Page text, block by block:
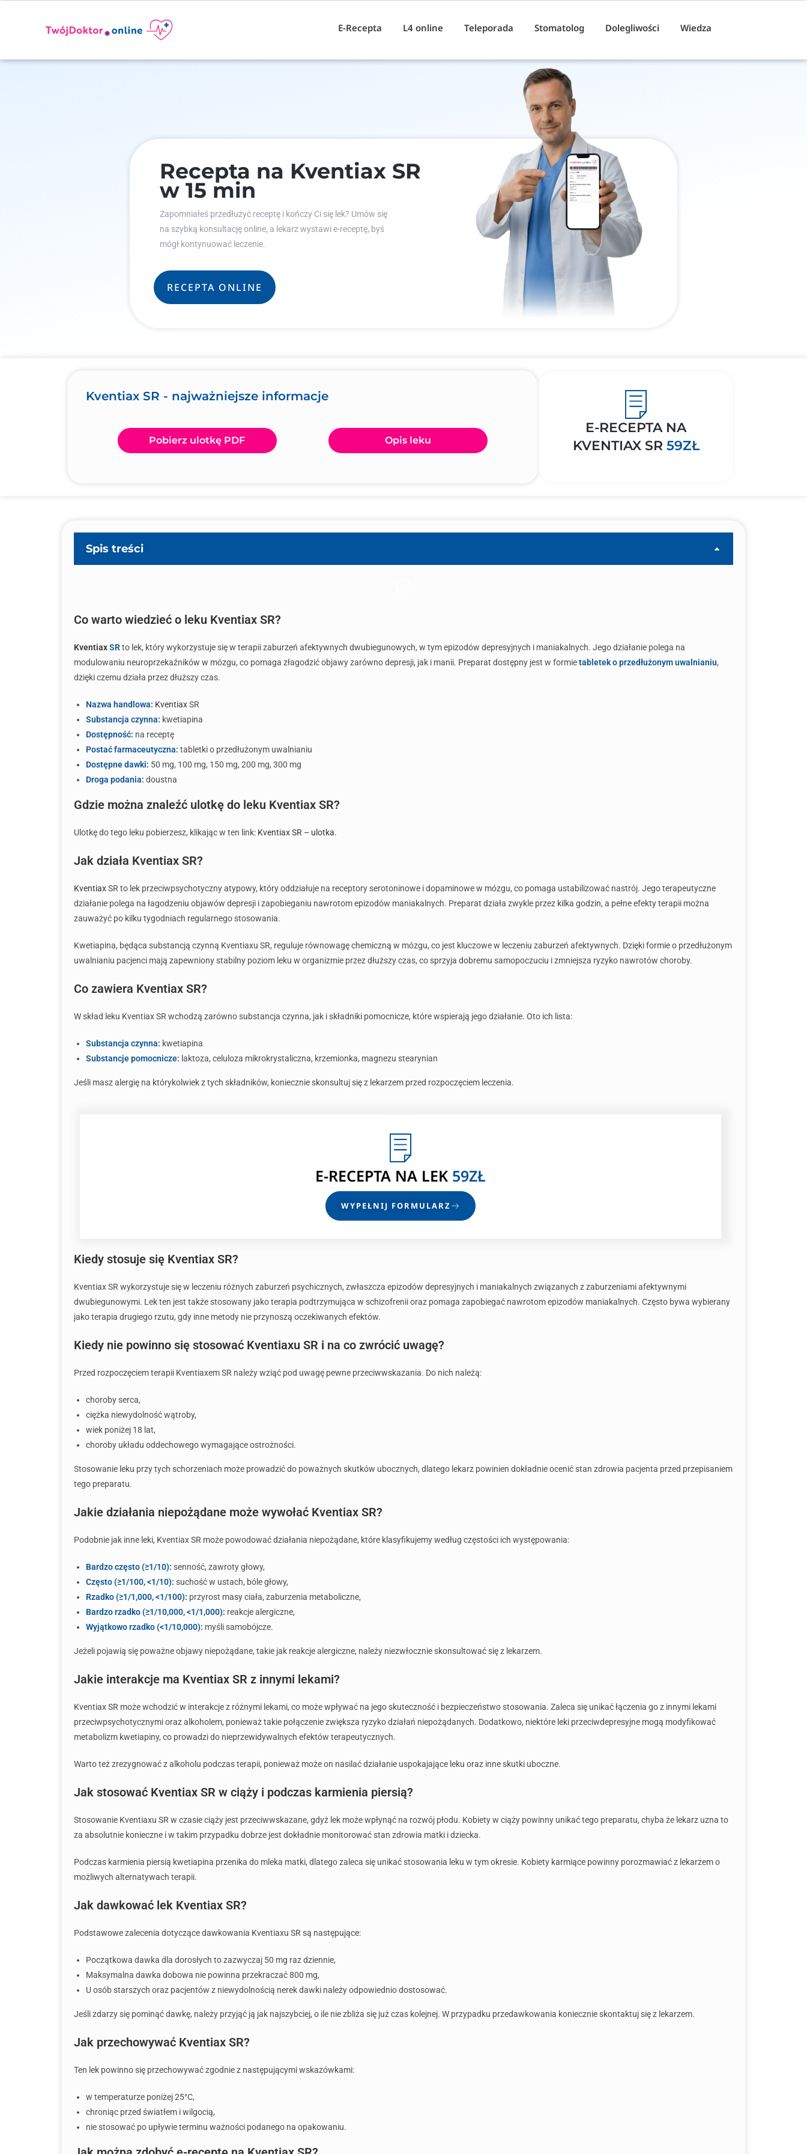
E-Recepta L4 online Teleporada Stomatolog Dolegliwości Wiedza
Recepta na Kventiax SR
w 15 min
Zapomniałeś przedłużyć receptę i kończy Ci się lek? Umów się
na szybką konsultację online, a lekarz wystawi e-receptę, byś
mógł kontynuować leczenie.
RECEPTA ONLINE
Kventiax SR - najważniejsze informacje
Pobierz ulotkę PDF Opis leku
E-RECEPTA NA
KVENTIAX SR 59ZŁ
Spis treści
Co warto wiedzieć o leku Kventiax SR?
KventiaxSRto lek, który wykorzystuje się w terapii zaburzeń afektywnych dwubiegunowych, w tym epizodów depresyjnych i maniakalnych. Jego działanie polega na
modulowaniu neuroprzekaźników w mózgu, co pomaga złagodzić objawy zarówno depresji, jak i manii. Preparat dostępny jest w formietabletek o przedłużonym uwalnianiu,
dzięki czemu działa przez dłuższy czas.
Nazwa handlowa: KventiaxSR
Substancja czynna: kwetiapina
Dostępność: na receptę
Postać farmaceutyczna: tabletki o przedłużonym uwalnianiu
Dostępne dawki: 50 mg, 100 mg, 150 mg, 200 mg, 300 mg
Droga podania: doustna
Gdzie można znaleźć ulotkę do leku Kventiax SR?
Ulotkę do tego leku pobierzesz, klikając w ten link: Kventiax SR – ulotka.
Jak działa Kventiax SR?
KventiaxSR to lek przeciwpsychotyczny atypowy, który oddziałuje na receptory serotoninowe i dopaminowe w mózgu, co pomaga ustabilizować nastrój. Jego terapeutyczne
działanie polega na łagodzeniu objawów depresji i zapobieganiu nawrotom epizodów maniakalnych. Preparat działa zwykle przez kilka godzin, a pełne efekty terapii można
zauważyć po kilku tygodniach regularnego stosowania.
Kwetiapina, będąca substancją czynną Kventiaxu SR, reguluje równowagę chemiczną w mózgu, co jest kluczowe w leczeniu zaburzeń afektywnych. Dzięki formie o przedłużonym
uwalnianiu pacjenci mają zapewniony stabilny poziom leku w organizmie przez dłuższy czas, co sprzyja dobremu samopoczuciu i zmniejsza ryzyko nawrotów choroby.
Co zawiera Kventiax SR?
W skład leku Kventiax SR wchodzą zarówno substancja czynna, jak i składniki pomocnicze, które wspierają jego działanie. Oto ich lista:
Substancja czynna: kwetiapina
Substancje pomocnicze: laktoza, celuloza mikrokrystaliczna, krzemionka, magnezu stearynian
Jeśli masz alergię na którykolwiek z tych składników, koniecznie skonsultuj się z lekarzem przed rozpoczęciem leczenia.
E-RECEPTA NA LEK 59ZŁ
WYPEŁNIJ FORMULARZ
Kiedy stosuje się Kventiax SR?
Kventiax SR wykorzystuje się w leczeniu różnych zaburzeń psychicznych, zwłaszcza epizodów depresyjnych i maniakalnych związanych z zaburzeniami afektywnymi
dwubiegunowymi. Lek ten jest także stosowany jako terapia podtrzymująca w schizofrenii oraz pomaga zapobiegać nawrotom epizodów maniakalnych. Często bywa wybierany
jako terapia drugiego rzutu, gdy inne metody nie przynoszą oczekiwanych efektów.
Kiedy nie powinno się stosować Kventiaxu SR i na co zwrócić uwagę?
Przed rozpoczęciem terapii Kventiaxem SR należy wziąć pod uwagę pewne przeciwwskazania. Do nich należą:
choroby serca,
ciężka niewydolność wątroby,
wiek poniżej 18 lat,
choroby układu oddechowego wymagające ostrożności.
Stosowanie leku przy tych schorzeniach może prowadzić do poważnych skutków ubocznych, dlatego lekarz powinien dokładnie ocenić stan zdrowia pacjenta przed przepisaniem
tego preparatu.
Jakie działania niepożądane może wywołać Kventiax SR?
Podobnie jak inne leki, Kventiax SR może powodować działania niepożądane, które klasyfikujemy według częstości ich występowania:
Bardzo często (≥1/10): senność, zawroty głowy,
Często (≥1/100, <1/10): suchość w ustach, bóle głowy,
Rzadko (≥1/1,000, <1/100): przyrost masy ciała, zaburzenia metaboliczne,
Bardzo rzadko (≥1/10,000, <1/1,000): reakcje alergiczne,
Wyjątkowo rzadko (<1/10,000): myśli samobójcze.
Jeżeli pojawią się poważne objawy niepożądane, takie jak reakcje alergiczne, należy niezwłocznie skonsultować się z lekarzem.
Jakie interakcje ma Kventiax SR z innymi lekami?
Kventiax SR może wchodzić w interakcje z różnymi lekami, co może wpływać na jego skuteczność i bezpieczeństwo stosowania. Zaleca się unikać łączenia go z innymi lekami
przeciwpsychotycznymi oraz alkoholem, ponieważ takie połączenie zwiększa ryzyko działań niepożądanych. Dodatkowo, niektóre leki przeciwdepresyjne mogą modyfikować
metabolizm kwetiapiny, co prowadzi do nieprzewidywalnych efektów terapeutycznych.
Warto też zrezygnować z alkoholu podczas terapii, ponieważ może on nasilać działanie uspokajające leku oraz inne skutki uboczne.
Jak stosować Kventiax SR w ciąży i podczas karmienia piersią?
Stosowanie Kventiaxu SR w czasie ciąży jest przeciwwskazane, gdyż lek może wpłynąć na rozwój płodu. Kobiety w ciąży powinny unikać tego preparatu, chyba że lekarz uzna to
za absolutnie konieczne i w takim przypadku dobrze jest dokładnie monitorować stan zdrowia matki i dziecka.
Podczas karmienia piersią kwetiapina przenika do mleka matki, dlatego zaleca się unikać stosowania leku w tym okresie. Kobiety karmiące powinny porozmawiać z lekarzem o
możliwych alternatywach terapii.
Jak dawkować lek Kventiax SR?
Podstawowe zalecenia dotyczące dawkowania Kventiaxu SR są następujące:
Początkowa dawka dla dorosłych to zazwyczaj 50 mg raz dziennie,
Maksymalna dawka dobowa nie powinna przekraczać 800 mg,
U osób starszych oraz pacjentów z niewydolnością nerek dawki należy odpowiednio dostosować.
Jeśli zdarzy się pominąć dawkę, należy przyjąć ją jak najszybciej, o ile nie zbliża się już czas kolejnej. W przypadku przedawkowania koniecznie skontaktuj się z lekarzem.
Jak przechowywać Kventiax SR?
Ten lek powinno się przechowywać zgodnie z następującymi wskazówkami:
w temperaturze poniżej 25°C,
chroniąc przed światłem i wilgocią,
nie stosować po upływie terminu ważności podanego na opakowaniu.